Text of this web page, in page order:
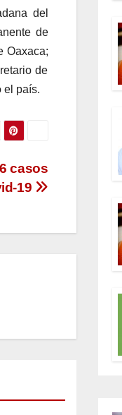
del
de
Oaxaca;
de
el país.
casos
19